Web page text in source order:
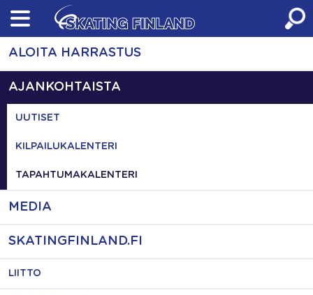
Skip
content
ALOITA HARRASTUS
AJANKOHTAISTA
UUTISET
KILPAILUKALENTERI
TAPAHTUMAKALENTERI
MEDIA
SKATINGFINLAND.FI
LIITTO